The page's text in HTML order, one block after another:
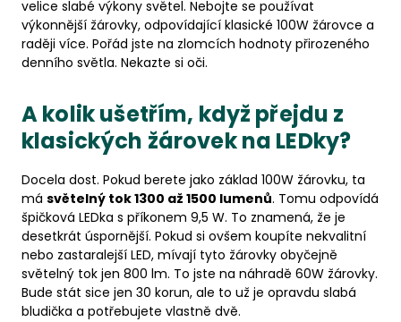
velice slabé výkony světel. Nebojte se používat
výkonnější žárovky, odpovídající klasické 100W žárovce a
raději více. Pořád jste na zlomcích hodnoty přirozeného
denního světla. Nekazte si oči.
A kolik ušetřím, když přejdu z
klasických žárovek na LEDky?
Docela dost. Pokud berete jako základ 100W žárovku, ta
má světelný tok 1300 až 1500 lumenů. Tomu odpovídá
špičková LEDka s příkonem 9,5 W. To znamená, že je
desetkrát úspornější. Pokud si ovšem koupíte nekvalitní
nebo zastaralejší LED, mívají tyto žárovky obyčejně
světelný tok jen 800 lm. To jste na náhradě 60W žárovky.
Bude stát sice jen 30 korun, ale to už je opravdu slabá
bludička a potřebujete vlastně dvě.